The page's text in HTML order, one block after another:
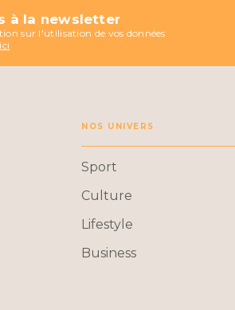
à la newsletter
sur l'utilisation de vos données
NOS UNIVERS
Sport
Culture
Lifestyle
Business